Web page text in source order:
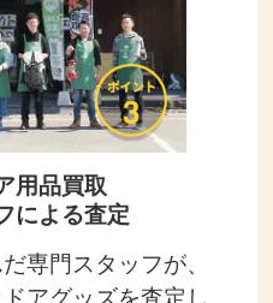
用品買取
による査定
専門スタッフが、